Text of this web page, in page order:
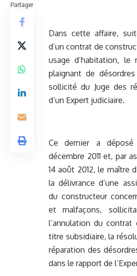
Partager
Dans cette affaire,
d’un contrat de
usage d’habitation, le
plaignant de
sollicité du Juge des
d’un Expert judiciaire.
Ce dernier a
décembre 2011 et, par
14 août 2012, le maître
la délivrance d’une
du constructeur
et malfaçons,
l’annulation du
titre subsidiaire, la
réparation des
dans le rapport de